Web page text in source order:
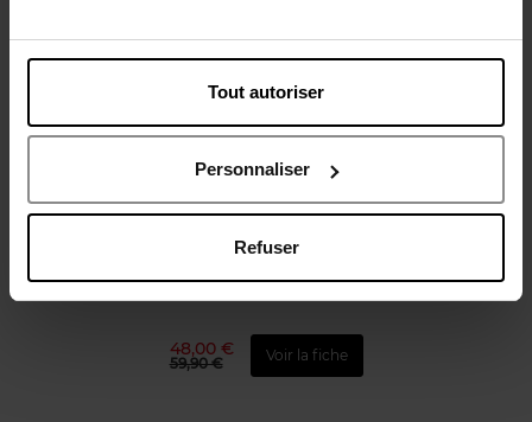
Tout autoriser
Personnaliser
Refuser
48,00 €
59,90 € Voir la fiche